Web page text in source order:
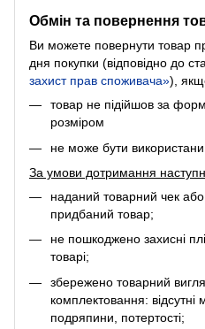
Обмін та повернення
Ви можете повернути товар
дня покупки (відповідно до
захист прав споживача»),
товар не підійшов за
розміром
не може бути
За умови дотримання
наданий товарний чек
придбаний товар;
не пошкоджено захисні
товарі;
збережено товарний
комплектовання: відсутні
подряпини, потертості;